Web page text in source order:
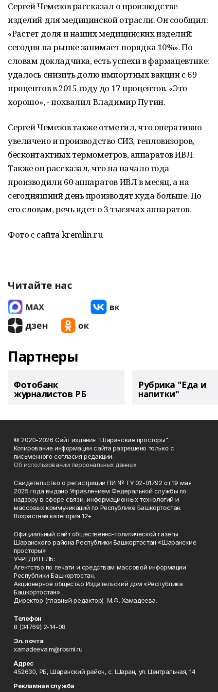
Сергей Чемезов рассказал о производстве
изделий для медицинской отрасли. Он сообщил:
«Растет доля и наших медицинских изделий:
сегодня на рынке занимает порядка 10%». По
словам докладчика, есть успехи в фармацевтике:
удалось снизить долю импортных вакцин с 69
процентов в 2015 году до 17 процентов. «Это
хорошо», - похвалил Владимир Путин.
Сергей Чемезов также отметил, что оперативно
увеличено и производство СИЗ, тепловизоров,
бесконтактных термометров, аппаратов ИВЛ.
Также он рассказал, что на начало года
производили 60 аппаратов ИВЛ в месяц, а на
сегодняшний день производят куда больше. По
его словам, речь идет о 3 тысячах аппаратов.
Фото с сайта kremlin.ru
Читайте нас
Партнеры
Фотобанк
журналистов РБ
Рубрика "Еда и
напитки"
© 2020-2026 Сайт издания "Шаранские просторы".
Копирование информации сайта разрешено только с
письменного согласия редакции.
Об использовании персональных данных
Свидетельство о регистрации ПИ № ТУ 02-01792 от 19 мая
2025 года выдано Управлением Федеральной службы по
надзору в сфере связи, информационных технологий и
массовых коммуникаций по Республике Башкортостан.
Возрастная категория 12+
Официальный сайт общественно-политической газеты
Шаранского района Республики Башкортостан «Шаранские
просторы»
УЧРЕДИТЕЛЬ:
Агентство по печати и средствам массовой информации
Республики Башкортостан,
Акционерное общество Издательский дом «Республика
Башкортостан».
Директор (главный редактор) М.Ф. Хамадеева.
Телефон
8 (34769) 2-14-08
Эл. почта
xamadeeva.m@rbsmi.ru
Адрес
452630, РБ, Шаранский район, с. Шаран, ул. Центральная, 14
Рекламная служба